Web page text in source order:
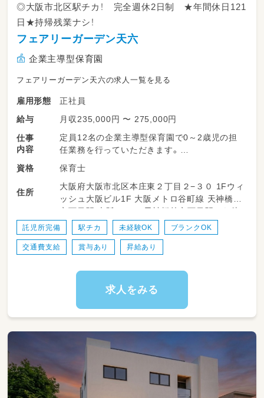
◎大阪市北区駅チカ！ 完全週休2日制 ★年間休日121
日★持帰残業ナシ！
フェアリーガーデン天六
企業主導型保育園
フェアリーガーデン天六の求人一覧を見る
雇用形態
正社員
給与
月収235,000円 〜 275,000円
仕事
内容
定員12名の企業主導型保育園で0～2歳児の担
任業務を行っていただきます。
・日々の保育計画作成と保育
・保護者さまの対応
・記録等に係る事務作業（全てPCで行います）
＜ 保育の内容 ＞例
・8:00~9:30 自由遊び
・9:30~2歳児まではおやつ後、設定保育（戸外活
・12:00~給食、その後お昼寝
・14:30~起床、その後おやつ（幼児クラスは原則
・17:00~自由遊び（開所時間が長いため、「自由
た中から遊びを選んで行います）
・～19 :00全園児降園
・雇入れ後の業務範囲の変更なし
・就業場所の変更なし（同法人が運営する園に配
資格 保育士
住所
大阪府大阪市北区本庄東２丁目２−３０ 1Fウィ
ッシュ大阪ビル1F 大阪メトロ谷町線 天神橋筋
六丁目駅 大阪メトロ 天神橋筋六丁目駅から徒
歩で5分 大阪メトロ堺筋線 天神橋筋六丁目駅
大阪メトロ 天神橋筋六丁目駅から徒歩で5分
託児所完備 駅チカ 未経験OK ブランクOK
交通費支給 賞与あり 昇給あり
求人をみる